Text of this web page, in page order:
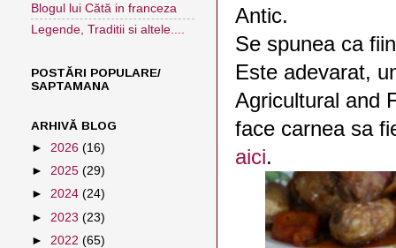
Antic.
Se spunea ca
Este adevarat,
Agricultural and
face carnea sa
aici.
Blogul lui Cătă in franceza
Legende, Traditii si altele....
POSTĂRI POPULARE/
SAPTAMANA
ARHIVĂ BLOG
► 2026 (16)
► 2025 (29)
► 2024 (24)
► 2023 (23)
► 2022 (65)